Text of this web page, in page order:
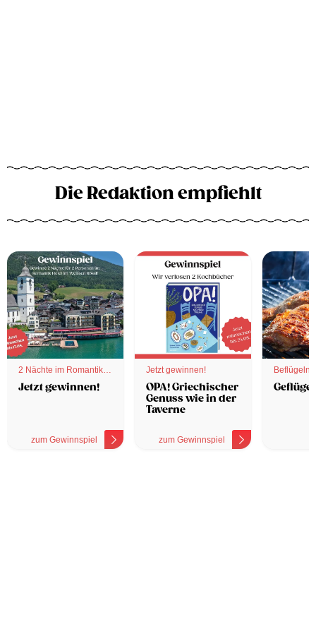
Die Redaktion empfiehlt
2 Nächte im Romantik
Hotel
Jetzt gewinnen!
zum Gewinnspiel
Jetzt gewinnen!
OPA! Griechischer
Genuss wie in der
Taverne
zum Gewinnspiel